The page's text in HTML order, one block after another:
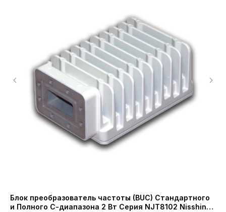
Блок преобразователь частоты (BUC) Стандартного
и Полного С-диапазона 2 Вт Серия NJT8102 Nisshinbo